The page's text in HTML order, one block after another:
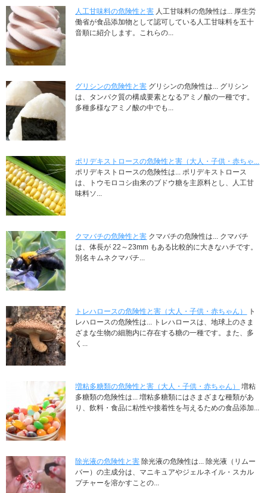
人工甘味料の危険性と害 人工甘味料の危険性は... 厚生労
働省が食品添加物として認可している人工甘味料を五十
音順に紹介します。これらの...
グリシンの危険性と害 グリシンの危険性は... グリシン
は、タンパク質の構成要素となるアミノ酸の一種です。
多種多様なアミノ酸の中でも...
ポリデキストロースの危険性と害（大人・子供・赤ちゃ...
ポリデキストロースの危険性は... ポリデキストロース
は、トウモロコシ由来のブドウ糖を主原料とし、人工甘
味料ソ...
クマバチの危険性と害 クマバチの危険性は... クマバチ
は、体長が 22～23mm もある比較的に大きなハチです。
別名キムネクマバチ...
トレハロースの危険性と害（大人・子供・赤ちゃん）
ト
レハロースの危険性は... トレハロースは、地球上のさま
ざまな生物の細胞内に存在する糖の一種です。また、多
く...
増粘多糖類の危険性と害（大人・子供・赤ちゃん）
増粘
多糖類の危険性は... 増粘多糖類にはさまざまな種類があ
り、飲料・食品に粘性や接着性を与えるための食品添加...
除光液の危険性と害 除光液の危険性は... 除光液（リムー
バー）の主成分は、マニキュアやジェルネイル・スカル
プチャーを溶かすことの...